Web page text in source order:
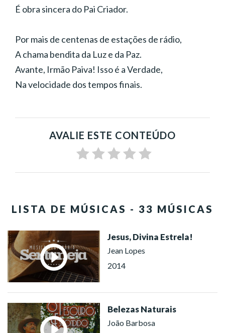
É obra sincera do Pai Criador.
Por mais de centenas de estações de rádio,
A chama bendita da Luz e da Paz.
Avante, Irmão Paiva! Isso é a Verdade,
Na velocidade dos tempos finais.
AVALIE ESTE CONTEÚDO
LISTA DE MÚSICAS - 33 MÚSICAS
Jesus, Divina Estrela!
Jean Lopes
2014
Belezas Naturais
João Barbosa